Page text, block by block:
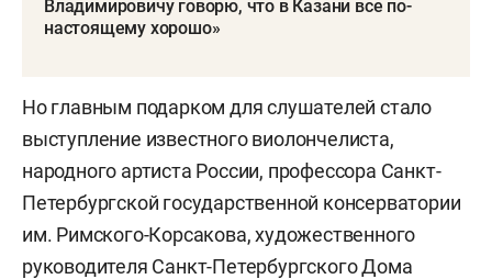
Владимировичу говорю, что в Казани все по-
настоящему хорошо»
Но главным подарком для слушателей стало
выступление известного виолончелиста,
народного артиста России, профессора Санкт-
Петербургской государственной консерватории
им. Римского-Корсакова, художественного
руководителя Санкт-Петербургского Дома